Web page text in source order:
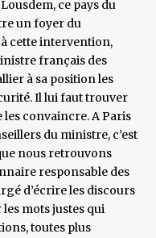
ce pays du
un foyer du
cette intervention,
français des
à sa position les
Il lui faut trouver
convaincre. A Paris
du ministre, c’est
nous retrouvons
responsable des
d’écrire les discours
mots justes qui
toutes plus